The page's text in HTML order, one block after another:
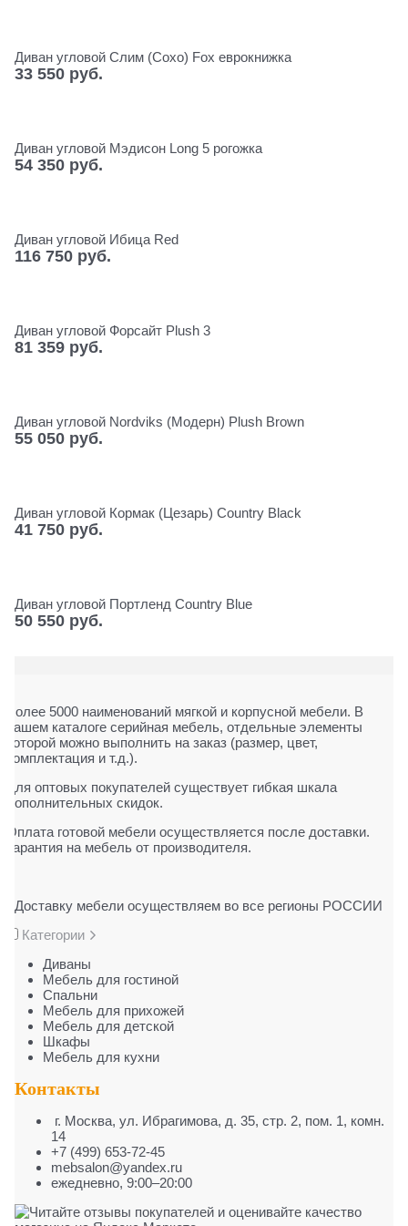
Диван угловой Слим (Сохо) Fox еврокнижка
33 550 руб.
Диван угловой Мэдисон Long 5 рогожка
54 350 руб.
Диван угловой Ибица Red
116 750 руб.
Диван угловой Форсайт Plush 3
81 359 руб.
Диван угловой Nordviks (Модерн) Plush Brown
55 050 руб.
Диван угловой Кормак (Цезарь) Сountry Black
41 750 руб.
Диван угловой Портленд Сountry Blue
50 550 руб.
Более 5000 наименований мягкой и корпусной мебели. В
нашем каталоге серийная мебель, отдельные элементы
которой можно выполнить на заказ (размер, цвет,
комплектация и т.д.).
Для оптовых покупателей существует гибкая шкала
дополнительных скидок.
Оплата готовой мебели осуществляется после доставки.
Гарантия на мебель от производителя.
Доставку мебели осуществляем во все регионы РОССИИ
Категории
Диваны
Мебель для гостиной
Cпальни
Мебель для прихожей
Мебель для детской
Шкафы
Мебель для кухни
Контакты
г. Москва, ул. Ибрагимова, д. 35, стр. 2, пом. 1, комн.
14
+7 (499) 653-72-45
mebsalon@yandex.ru
ежедневно, 9:00–20:00